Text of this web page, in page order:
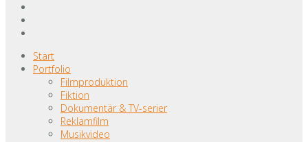
Start
Portfolio
Filmproduktion
Fiktion
Dokumentär & TV-serier
Reklamfilm
Musikvideo